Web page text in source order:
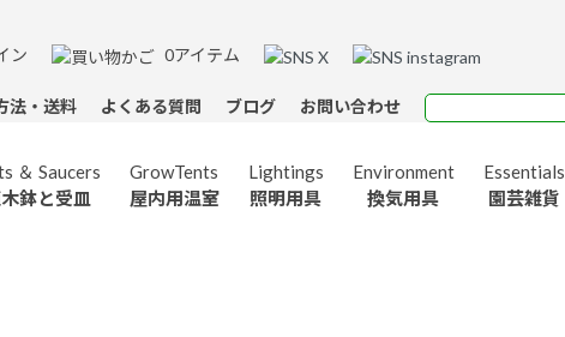
ン 0アイテム
法・送料 よくある質問 ブログ お問い合わせ
＆ Saucers
鉢と受皿
GrowTents
屋内用温室
Lightings
照明用具
Environment
換気用具
Essentials
園芸雑貨